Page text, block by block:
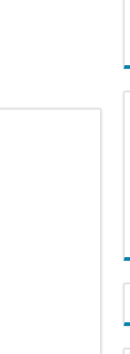
viols répétés sur de